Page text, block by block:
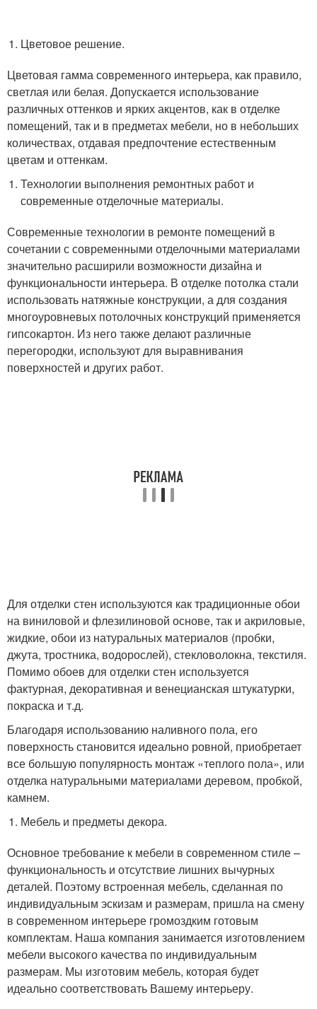
Цветовое решение.
Цветовая гамма современного интерьера, как правило,
светлая или белая. Допускается использование
различных оттенков и ярких акцентов, как в отделке
помещений, так и в предметах мебели, но в небольших
количествах, отдавая предпочтение естественным
цветам и оттенкам.
Технологии выполнения ремонтных работ и
современные отделочные материалы.
Современные технологии в ремонте помещений в
сочетании с современными отделочными материалами
значительно расширили возможности дизайна и
функциональности интерьера. В отделке потолка стали
использовать натяжные конструкции, а для создания
многоуровневых потолочных конструкций применяется
гипсокартон. Из него также делают различные
перегородки, используют для выравнивания
поверхностей и других работ.
Для отделки стен используются как традиционные обои
на виниловой и флезилиновой основе, так и акриловые,
жидкие, обои из натуральных материалов (пробки,
джута, тростника, водорослей), стекловолокна, текстиля.
Помимо обоев для отделки стен используется
фактурная, декоративная и венецианская штукатурки,
покраска и т.д.
Благодаря использованию наливного пола, его
поверхность становится идеально ровной, приобретает
все большую популярность монтаж «теплого пола», или
отделка натуральными материалами деревом, пробкой,
камнем.
Мебель и предметы декора.
Основное требование к мебели в современном стиле –
функциональность и отсутствие лишних вычурных
деталей. Поэтому встроенная мебель, сделанная по
индивидуальным эскизам и размерам, пришла на смену
в современном интерьере громоздким готовым
комплектам. Наша компания занимается изготовлением
мебели высокого качества по индивидуальным
размерам. Мы изготовим мебель, которая будет
идеально соответствовать Вашему интерьеру.